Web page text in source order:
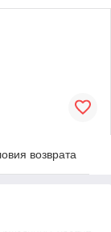
возврата